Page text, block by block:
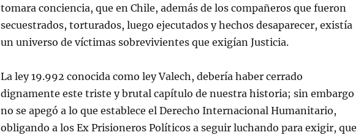
tomara conciencia, que en Chile, además de los compañeros que fueron
secuestrados, torturados, luego ejecutados y hechos desaparecer, existía
un universo de víctimas sobrevivientes que exigían Justicia.
La ley 19.992 conocida como ley Valech, debería haber cerrado
dignamente este triste y brutal capítulo de nuestra historia; sin embargo
no se apegó a lo que establece el Derecho Internacional Humanitario,
obligando a los Ex Prisioneros Políticos a seguir luchando para exigir, que